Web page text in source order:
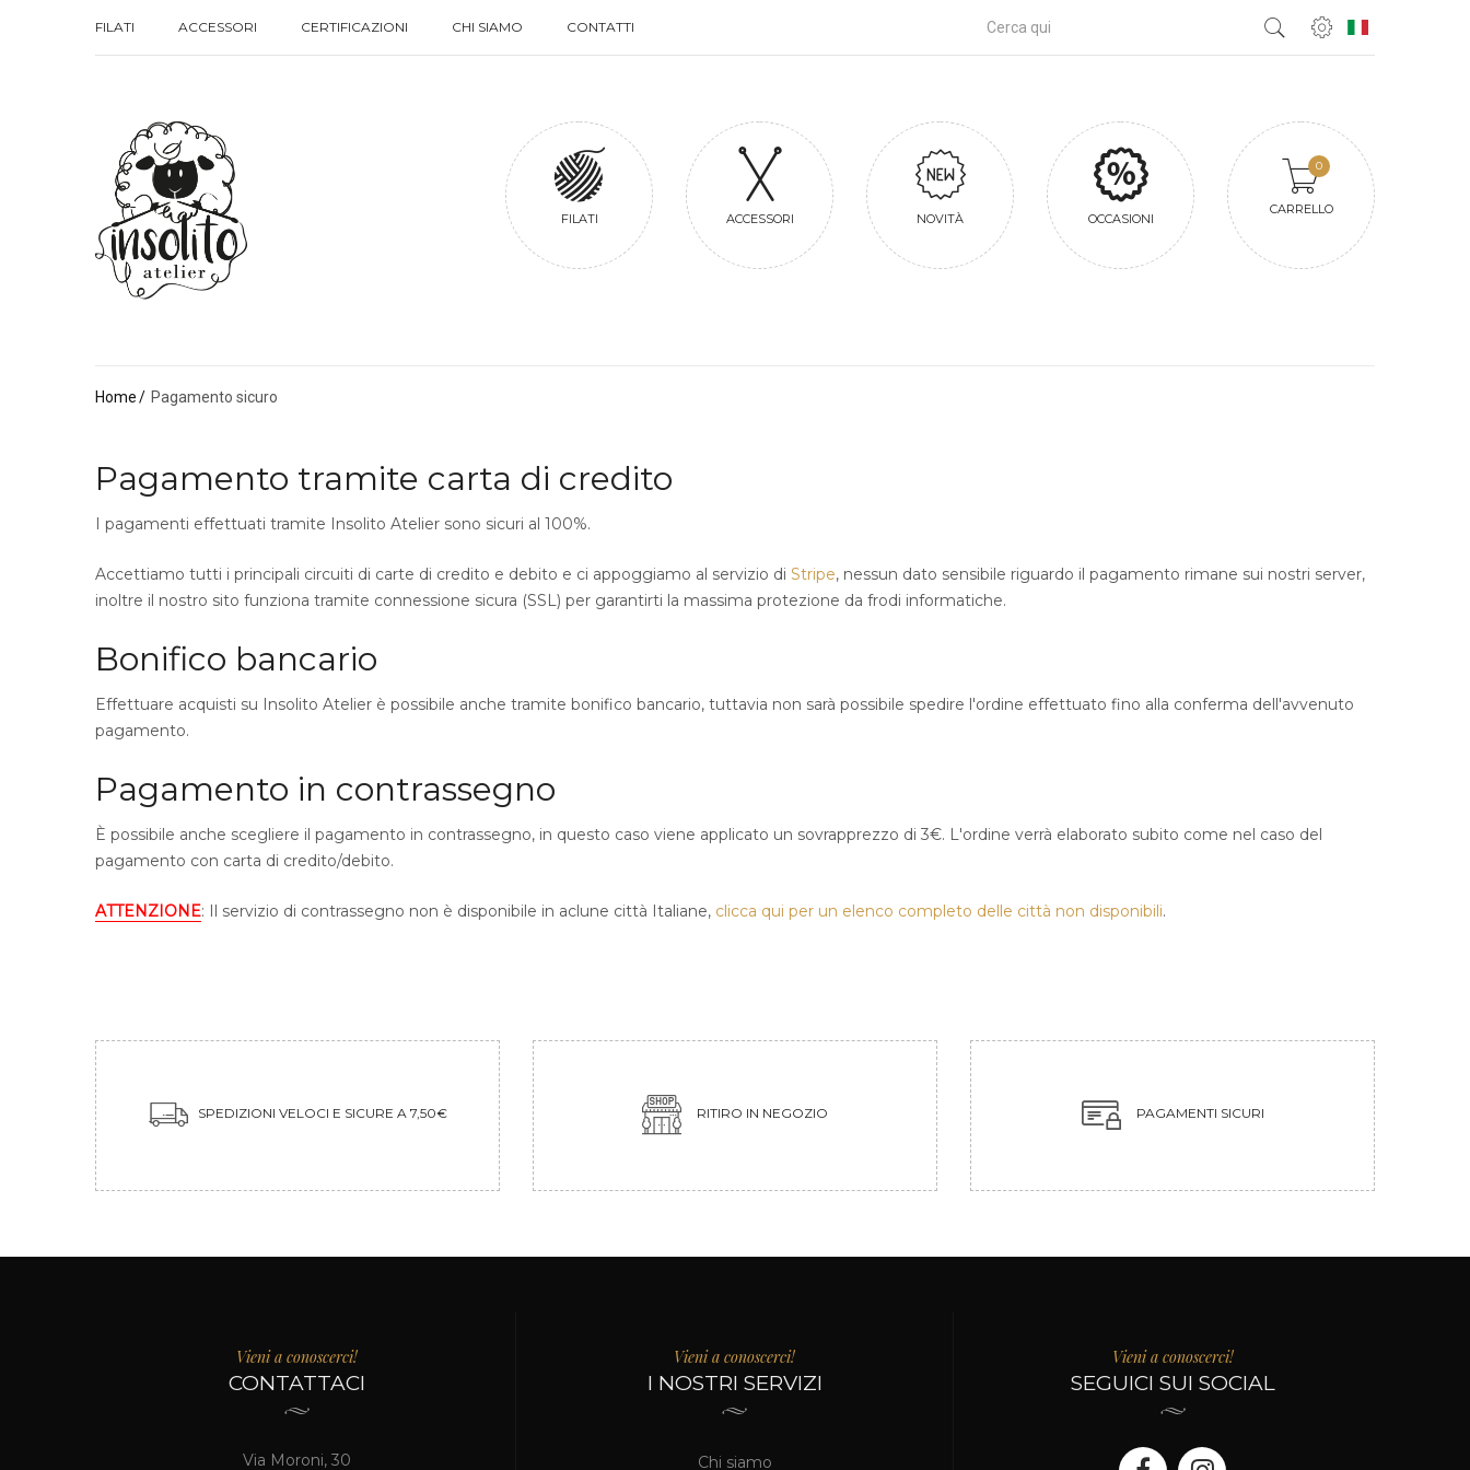
FILATI ACCESSORI CERTIFICAZIONI CHI SIAMO CONTATTI
FILATI ACCESSORI NOVITÀ OCCASIONI
CARRELLO
0
Home Pagamento sicuro
Pagamento tramite carta di credito
I pagamenti effettuati tramite Insolito Atelier sono sicuri al 100%.
Accettiamo tutti i principali circuiti di carte di credito e debito e ci appoggiamo al servizio di Stripe, nessun dato sensibile riguardo il pagamento rimane sui nostri server,
inoltre il nostro sito funziona tramite connessione sicura (SSL) per garantirti la massima protezione da frodi informatiche.
Bonifico bancario
Effettuare acquisti su Insolito Atelier è possibile anche tramite bonifico bancario, tuttavia non sarà possibile spedire l'ordine effettuato fino alla conferma dell'avvenuto
pagamento.
Pagamento in contrassegno
È possibile anche scegliere il pagamento in contrassegno, in questo caso viene applicato un sovrapprezzo di 3€. L'ordine verrà elaborato subito come nel caso del
pagamento con carta di credito/debito.
ATTENZIONE: Il servizio di contrassegno non è disponibile in aclune città Italiane, clicca qui per un elenco completo delle città non disponibili.
SPEDIZIONI VELOCI E SICURE A 7,50€ RITIRO IN NEGOZIO PAGAMENTI SICURI
Vieni a conoscerci!
CONTATTACI
Via Moroni, 30
Vieni a conoscerci!
I NOSTRI SERVIZI
Chi siamo
Vieni a conoscerci!
SEGUICI SUI SOCIAL